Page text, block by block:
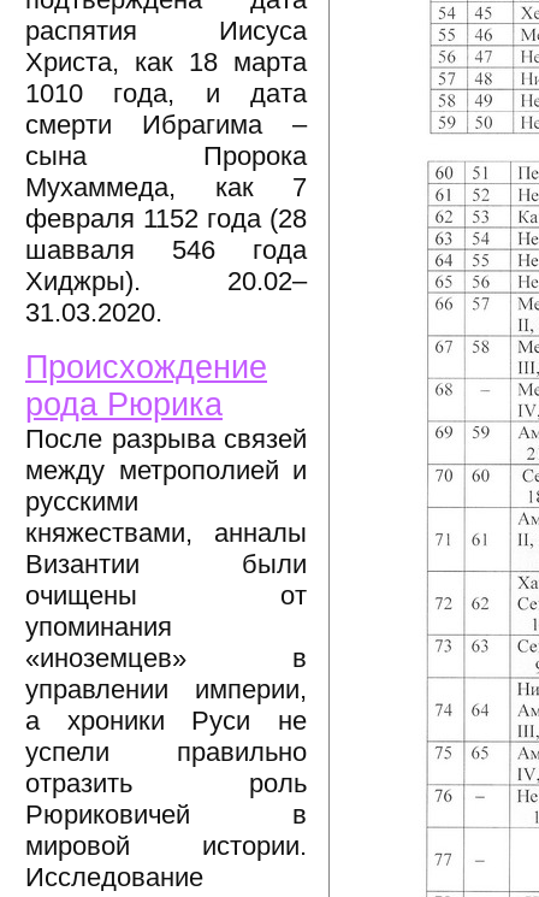
распятия Иисуса
Христа, как 18 марта
1010 года, и дата
смерти Ибрагима –
сына Пророка
Мухаммеда, как 7
февраля 1152 года (28
шавваля 546 года
Хиджры). 20.02–
31.03.2020.
Происхождение
рода Рюрика
После разрыва связей
между метрополией и
русскими
княжествами, анналы
Византии были
очищены от
упоминания
«иноземцев» в
управлении империи,
а хроники Руси не
успели правильно
отразить роль
Рюриковичей в
мировой истории.
Исследование